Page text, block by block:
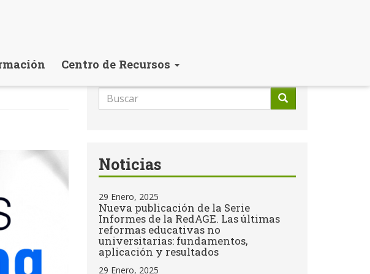
Centro de Recursos
Formulario
de
Noticias
29 Enero, 2025
Nueva publicación de la Serie
Informes de la RedAGE. Las últimas
reformas educativas no
universitarias: fundamentos,
aplicación y resultados
29 Enero, 2025